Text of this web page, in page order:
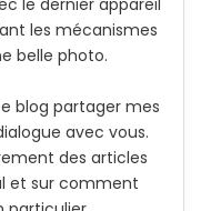
le dernier appareil
les mécanismes
belle photo.
blog partager mes
avec vous.
des articles
et sur comment